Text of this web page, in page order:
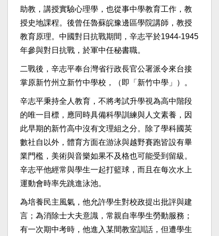
助教，講授實驗心理學，也從事中學教育工作，教
授史地課程。後曾任魯蘇皖豫邊區學院講師，教授
教育原理。中國對日抗戰期間，辛志平於1944-1945
年參與對日抗戰，於軍中任秘書職。
二戰後，辛志平奉台灣省行政長官公署派令來台接
掌原新竹州立新竹中學校，（即「新竹中學」）。
辛志平秉持全人教育，不將考試升學視為高中階段
的唯一目標，應同時具備科學訓練與人文素養，因
此早期的新竹高中沒有文理組之分。除了學科國英
數社自以外，體育方面在游泳與越野賽跑皆設有畢
業門檻，美術與音樂如果不及格也可能受到留級。
辛志平他經常與學生一起打籃球，而且在每次水上
運動會時率先跳進泳池。
為培養民主風氣，他允許學生對校政提出批評與建
言；為消除士大夫意識，常親自率學生勞動服務；
有一次期中考時，他進入某間教室訓話，但遭學生